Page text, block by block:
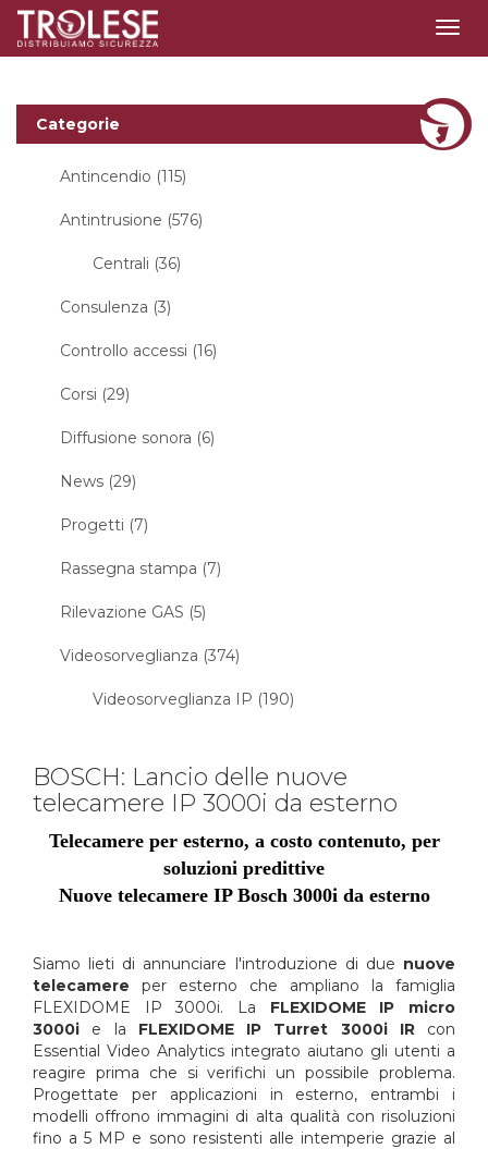
Categorie
Antincendio (115)
Antintrusione (576)
Centrali (36)
Consulenza (3)
Controllo accessi (16)
Corsi (29)
Diffusione sonora (6)
News (29)
Progetti (7)
Rassegna stampa (7)
Rilevazione GAS (5)
Videosorveglianza (374)
Videosorveglianza IP (190)
BOSCH: Lancio delle nuove
telecamere IP 3000i da esterno
Telecamere per esterno, a costo contenuto, per
soluzioni predittive
Nuove telecamere IP Bosch 3000i da esterno
Siamo lieti di annunciare l'introduzione di due nuove
telecamere per esterno che ampliano la famiglia
FLEXIDOME IP 3000i. La FLEXIDOME IP micro
3000i e la FLEXIDOME IP Turret 3000i IRcon
Essential Video Analytics integrato aiutano gli utenti a
reagire prima che si verifichi un possibile problema.
Progettate per applicazioni in esterno, entrambi i
modelli offrono immagini di alta qualità con risoluzioni
fino a 5 MP e sono resistenti alle intemperie grazie al